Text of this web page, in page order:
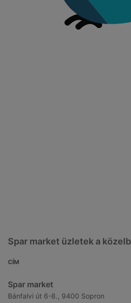
Spar market üzletek a
CÍM
Spar market
Bánfalvi út 6-8., 9400 Sopron